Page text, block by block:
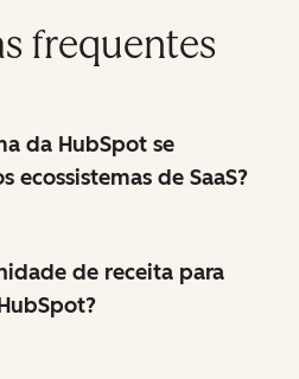
frequentes
da HubSpot se
ecossistemas de SaaS?
de receita para